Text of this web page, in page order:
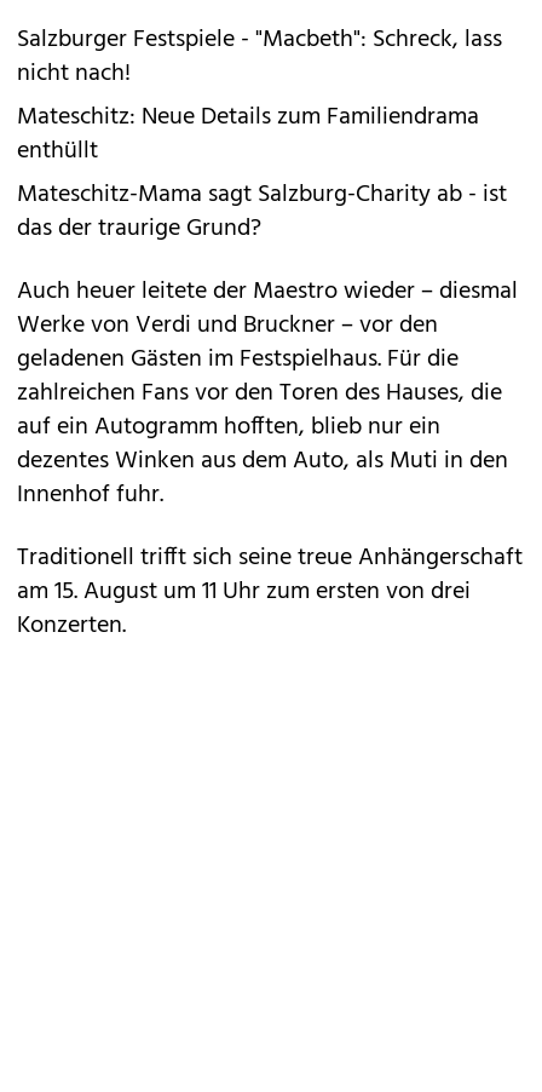
Salzburger Festspiele - "Macbeth": Schreck, lass
nicht nach!
Mateschitz: Neue Details zum Familiendrama
enthüllt
Mateschitz-Mama sagt Salzburg-Charity ab - ist
das der traurige Grund?
Auch heuer leitete der Maestro wieder – diesmal
Werke von Verdi und Bruckner – vor den
geladenen Gästen im Festspielhaus. Für die
zahlreichen Fans vor den Toren des Hauses, die
auf ein Autogramm hofften, blieb nur ein
dezentes Winken aus dem Auto, als Muti in den
Innenhof fuhr.
Traditionell trifft sich seine treue Anhängerschaft
am 15. August um 11 Uhr zum ersten von drei
Konzerten.